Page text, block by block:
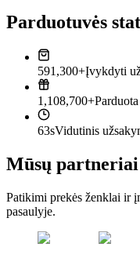
Parduotuvės
591,300+Įvykdyti
1,108,700+
63sVidutinis
Mūsų partneriai
Patikimi prekės ženklai ir
pasaulyje.